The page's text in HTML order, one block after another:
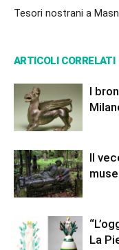
Tesori nostrani a
ARTICOLI CORRELATI
I
Il
La